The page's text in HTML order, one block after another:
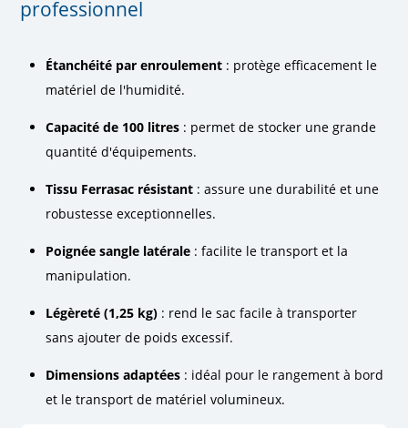
professionnel
Étanchéité par enroulement : protège efficacement le
matériel de l'humidité.
Capacité de 100 litres : permet de stocker une grande
quantité d'équipements.
Tissu Ferrasac résistant : assure une durabilité et une
robustesse exceptionnelles.
Poignée sangle latérale : facilite le transport et la
manipulation.
Légèreté (1,25 kg) : rend le sac facile à transporter
sans ajouter de poids excessif.
Dimensions adaptées : idéal pour le rangement à bord
et le transport de matériel volumineux.